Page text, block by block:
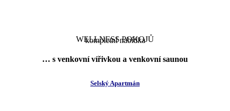
kompletní nabídka
WELLNESS POKOJŮ
… s venkovnívířivkou a venkovní saunou
Selský Apartmán